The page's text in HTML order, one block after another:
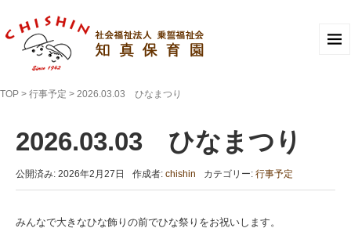
TOP > 行事予定 > 2026.03.03 ひなまつり
2026.03.03 ひなまつり
公開済み: 2026年2月27日 作成者: chishin カテゴリー: 行事予定
みんなで大きなひな飾りの前でひな祭りをお祝いします。